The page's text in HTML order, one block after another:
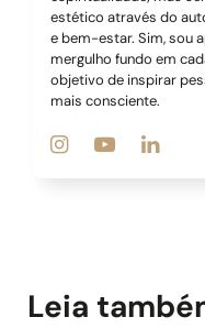
estético através do
e bem-estar. Sim, sou
mergulho fundo em
objetivo de inspirar
mais consciente.
Leia